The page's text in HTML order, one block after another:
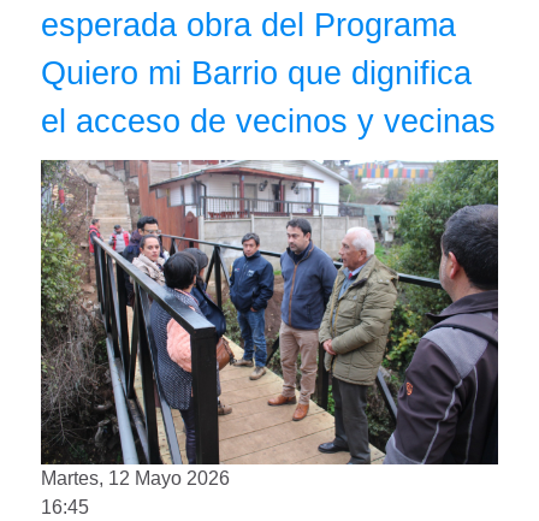
esperada obra del Programa
Quiero mi Barrio que dignifica
el acceso de vecinos y vecinas
Martes, 12 Mayo 2026
16:45